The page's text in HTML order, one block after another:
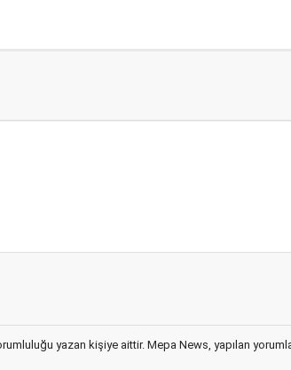
yazan kişiye aittir. Mepa News, yapılan